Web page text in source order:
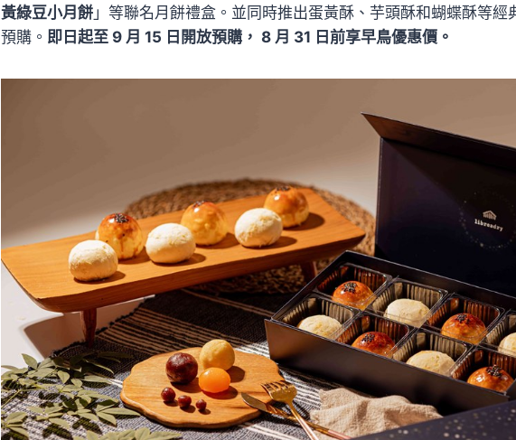
黃綠豆小月餅 」等聯名月餅禮盒。並同時推出蛋黃酥、芋頭酥和蝴蝶酥等經
預購。 即日起至 9 月 15 日開放預購， 8 月 31 日前享早鳥優惠價。